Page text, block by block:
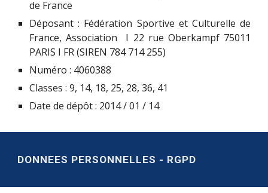
de France
Déposant : Fédération Sportive et Culturelle de
France, Association I 22 rue Oberkampf 75011
PARIS I FR (SIREN 784 714 255)
Numéro : 4060388
Classes : 9, 14, 18, 25, 28, 36, 41
Date de dépôt : 2014 / 01 / 14
DONNEES PERSONNELLES - RGPD